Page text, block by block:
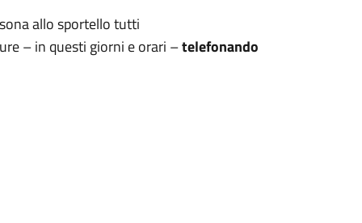
allo sportello tutti
– in questi giorni e orari –telefonando